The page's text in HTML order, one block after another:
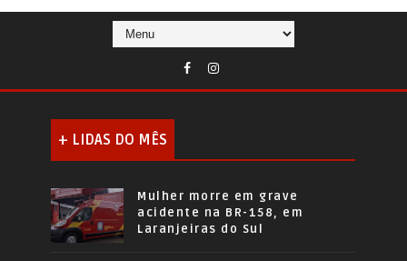
+ LIDAS DO MÊS
Mulher morre em grave
acidente na BR-158, em
Laranjeiras do Sul